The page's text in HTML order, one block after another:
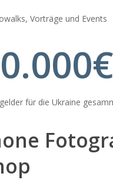
Vorträge und Events
€
für die Ukraine